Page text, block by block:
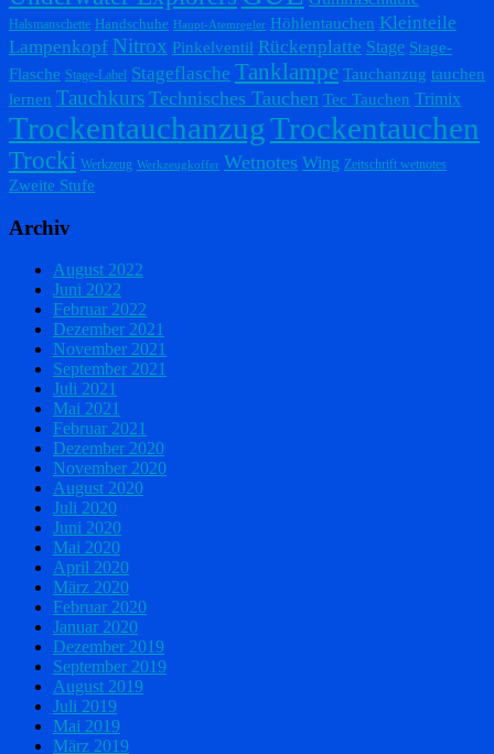
Halsmanschette Handschuhe Haupt-Atemregler Höhlentauchen Kleinteile
Lampenkopf Nitrox Pinkelventil Rückenplatte Stage Stage-
Flasche Stage-Label Stageflasche Tanklampe Tauchanzug tauchen
lernen Tauchkurs Technisches Tauchen Tec Tauchen Trimix
TrockentauchanzugTrockentauchen
Trocki Werkzeug Werkzeugkoffer Wetnotes Wing Zeitschrift wetnotes
Zweite Stufe
Archiv
August 2022
Juni 2022
Februar 2022
Dezember 2021
November 2021
September 2021
Juli 2021
Mai 2021
Februar 2021
Dezember 2020
November 2020
August 2020
Juli 2020
Juni 2020
Mai 2020
April 2020
März 2020
Februar 2020
Januar 2020
Dezember 2019
September 2019
August 2019
Juli 2019
Mai 2019
März 2019